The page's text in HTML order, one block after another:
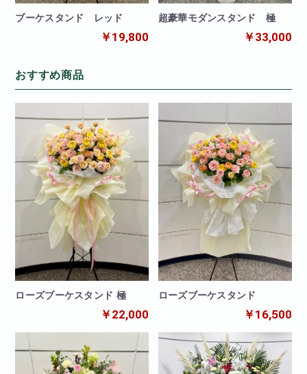
ブーケスタンド レッド
￥19,800
超豪華モダンスタンド 極
￥33,000
おすすめ商品
ローズブーケスタンド 極
￥22,000
ローズブーケスタンド
￥16,500